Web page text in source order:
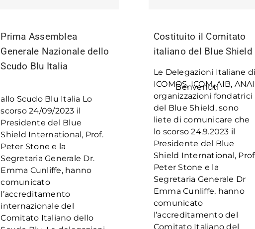
Prima Assemblea
Generale Nazionale dello
Scudo Blu Italia
Benvenuti
allo Scudo Blu Italia Lo
scorso 24/09/2023 il
Presidente del Blue
Shield International, Prof.
Peter Stone e la
Segretaria Generale Dr.
Emma Cunliffe, hanno
comunicato
l’accreditamento
internazionale del
Comitato Italiano dello
Costituito il Comitato
italiano del Blue Shield
Le Delegazioni Italiane di
ICOMOS, ICOM, AIB,
organizzazioni fondatrici
del Blue Shield, sono
liete di comunicare che
lo scorso 24.9.2023 il
Presidente del Blue
Shield International,
Peter Stone e la
Segretaria Generale Dr
Emma Cunliffe, hanno
comunicato
l’accreditamento del
Comitato Italiano del